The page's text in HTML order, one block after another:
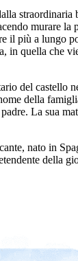
murare
più a lungo
quella che
del castello
della
La sua
nato in
della